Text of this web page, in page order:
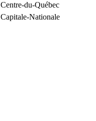
Centre-du-Québec
Capitale-Nationale